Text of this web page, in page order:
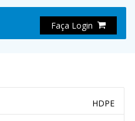
Faça Login
HDPE